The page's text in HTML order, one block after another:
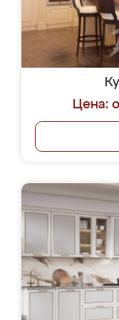
Цена: